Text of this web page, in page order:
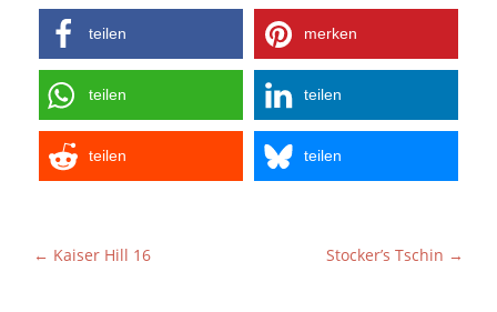
teilen merken
teilen teilen
teilen teilen
← Kaiser Hill 16 Stocker’s Tschin →